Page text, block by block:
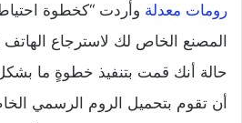
رومات معدلة وأردت “كخطوة
المصنع الخاص لك لاسترجاع
حالة أنك قمت بتنفيذ خطوةٍ ما
أن تقوم بتحميل الروم الرسمي